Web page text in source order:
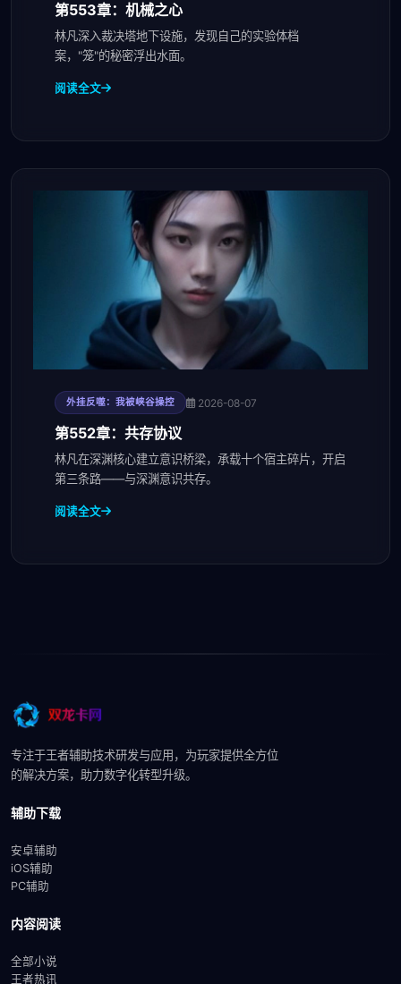
第553章：机械之心
林凡深入裁决塔地下设施，发现自己的实验体档
案，"笼"的秘密浮出水面。
阅读全文
外挂反噬：我被峡谷操控 2026-08-07
第552章：共存协议
林凡在深渊核心建立意识桥梁，承载十个宿主碎片，开启
第三条路——与深渊意识共存。
阅读全文
专注于王者辅助技术研发与应用，为玩家提供全方位
的解决方案，助力数字化转型升级。
辅助下载
安卓辅助
iOS辅助
PC辅助
内容阅读
全部小说
王者热讯